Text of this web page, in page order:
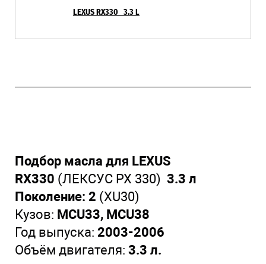
LEXUS RX330 3.3 L
Подбор масла для LEXUS
RX330 (ЛЕКСУС РХ 330) 3.3 л
Поколение: 2 (XU30)
Кузов: MCU33, MCU38
Год выпуска: 2003-2006
Объём двигателя: 3.3 л.